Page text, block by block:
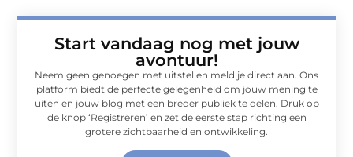
Start vandaag nog met jouw
avontuur!
Neem geen genoegen met uitstel en meld je direct aan. Ons
platform biedt de perfecte gelegenheid om jouw mening te
uiten en jouw blog met een breder publiek te delen. Druk op
de knop ‘Registreren’ en zet de eerste stap richting een
grotere zichtbaarheid en ontwikkeling.